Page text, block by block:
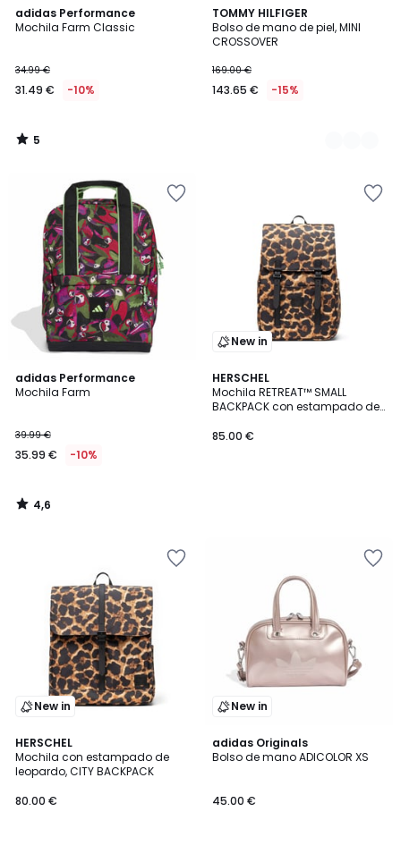
adidas Performance
Mochila Farm Classic
34.99 €
31.49 € -10%
5
/
5
/
TOMMY HILFIGER
Bolso de mano de piel, MINI
CROSSOVER
169.00 €
143.65 € -15%
2
Colores
adidas Performance
Mochila Farm
39.99 €
35.99 € -10%
4,6
/ 5
4,6
/
New in
HERSCHEL
Mochila RETREAT™ SMALL
BACKPACK con estampado de
85.00 €
New in
HERSCHEL
Mochila con estampado de
leopardo, CITY BACKPACK
80.00 €
New in
adidas Originals
Bolso de mano ADICOLOR XS
45.00 €
4,8
/ 5